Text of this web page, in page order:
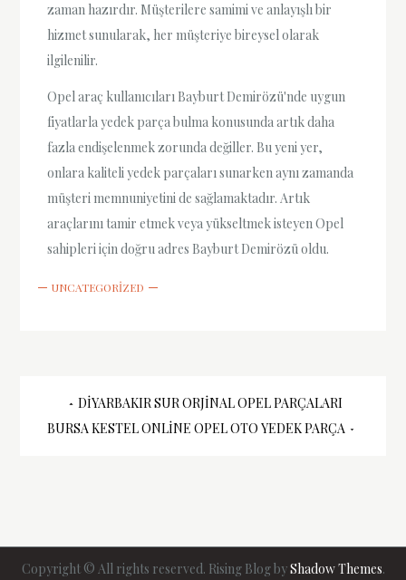
zaman hazırdır. Müşterilere samimi ve anlayışlı bir
hizmet sunularak, her müşteriye bireysel olarak
ilgilenilir.
Opel araç kullanıcıları Bayburt Demirözü'nde uygun
fiyatlarla yedek parça bulma konusunda artık daha
fazla endişelenmek zorunda değiller. Bu yeni yer,
onlara kaliteli yedek parçaları sunarken aynı zamanda
müşteri memnuniyetini de sağlamaktadır. Artık
araçlarını tamir etmek veya yükseltmek isteyen Opel
sahipleri için doğru adres Bayburt Demirözü oldu.
UNCATEGORIZED
YazıDIYARBAKIR SUR ORJINAL OPEL PARÇALARI
BURSA KESTEL ONLINE OPEL OTO YEDEK PARÇA
Copyright © All rights reserved. Rising Blog byShadow Themes.